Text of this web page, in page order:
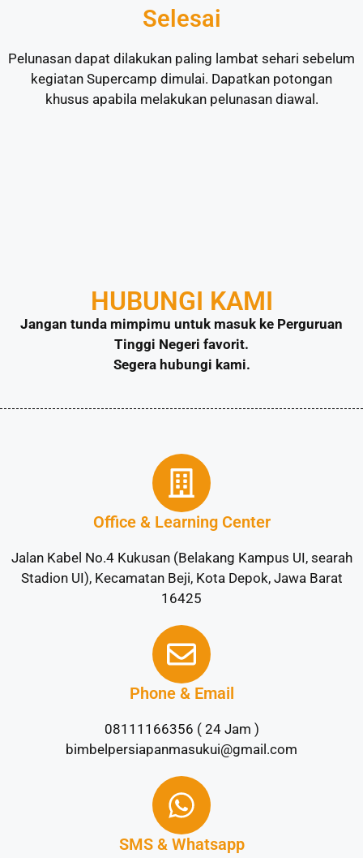
Selesai
Pelunasan dapat dilakukan paling lambat sehari sebelum
kegiatan Supercamp dimulai. Dapatkan potongan
khusus apabila melakukan pelunasan diawal.
HUBUNGI KAMI
Jangan tunda mimpimu untuk masuk ke Perguruan
Tinggi Negeri favorit.
Segera hubungi kami.
Office & Learning Center
Jalan Kabel No.4 Kukusan (Belakang Kampus UI, searah
Stadion UI), Kecamatan Beji, Kota Depok, Jawa Barat
16425
Phone & Email
08111166356 ( 24 Jam )
bimbelpersiapanmasukui@gmail.com
SMS & Whatsapp